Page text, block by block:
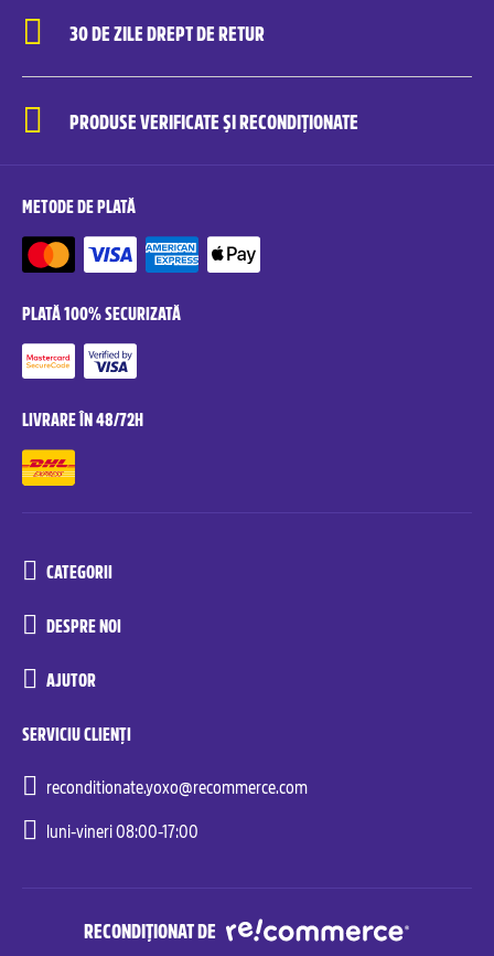
30 DE ZILE DREPT DE RETUR
PRODUSE VERIFICATE ȘI RECONDIȚIONATE
METODE DE PLATĂ
PLATĂ 100% SECURIZATĂ
LIVRARE ÎN 48/72H
CATEGORII
DESPRE NOI
AJUTOR
SERVICIU CLIENȚI
reconditionate.yoxo@recommerce.com
luni-vineri 08:00-17:00
RECONDIȚIONAT DE